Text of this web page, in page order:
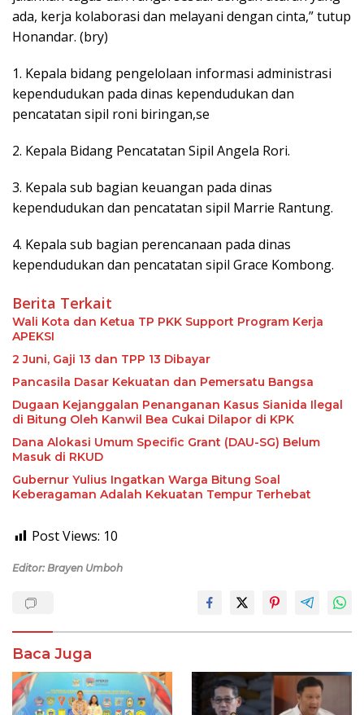
ada, kerja kolaborasi dan melayani dengan cinta,” tutup
Honandar. (bry)
1. Kepala bidang pengelolaan informasi administrasi
kependudukan pada dinas kependudukan dan
pencatatan sipil roni biringan,se
2. Kepala Bidang Pencatatan Sipil Angela Rori.
3. Kepala sub bagian keuangan pada dinas
kependudukan dan pencatatan sipil Marrie Rantung.
4. Kepala sub bagian perencanaan pada dinas
kependudukan dan pencatatan sipil Grace Kombong.
Berita Terkait
Wali Kota dan Ketua TP PKK Support Program Kerja
APEKSI
2 Juni, Gaji 13 dan TPP 13 Dibayar
Pancasila Dasar Kekuatan dan Pemersatu Bangsa
Dugaan Kejanggalan Penanganan Kasus Sianida Ilegal
di Bitung Oleh Kanwil Bea Cukai Dilapor di KPK
Dana Alokasi Umum Specific Grant (DAU-SG) Belum
Masuk di RKUD
Gubernur Yulius Ingatkan Warga Bitung Soal
Keberagaman Adalah Kekuatan Tempur Terhebat
Post Views: 10
Editor: Brayen Umboh
Baca Juga